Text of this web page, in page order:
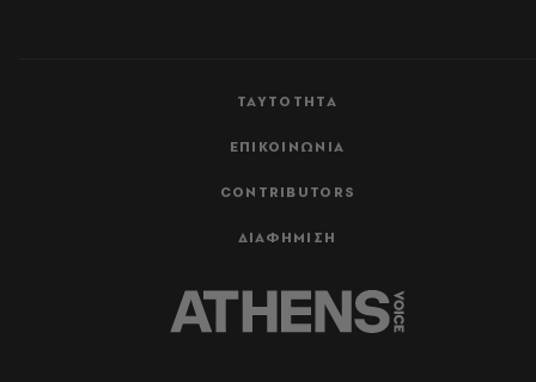
ΤΑΥΤΟΤΗΤΑ
ΕΠΙΚΟΙΝΩΝΙΑ
CONTRIBUTORS
ΔΙΑΦΗΜΙΣΗ